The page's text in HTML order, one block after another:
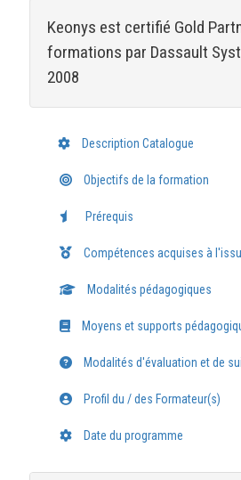
Keonys est certifié Gold
formations par Dassault
2008
Description Catalogue
Objectifs de la formation
Prérequis
Compétences acquises à
Modalités pédagogiques
Moyens et supports
Modalités d'évaluation et de
Profil du / des Formateur(s)
Date du programme